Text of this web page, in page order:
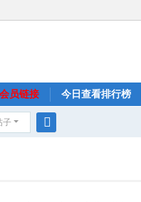
员链接 今日查看排行榜
子